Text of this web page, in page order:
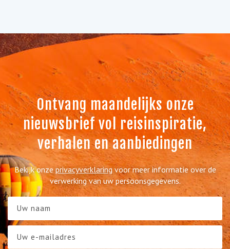
Ontvang maandelijks onze
nieuwsbrief vol reisinspiratie,
verhalen en aanbiedingen
Bekijk onzeprivacyverklaringvoor meer informatie over de
verwerking van uw persoonsgegevens.